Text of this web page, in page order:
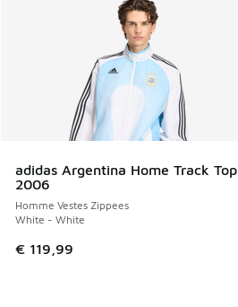
adidas Argentina Home Track Top
2006
Homme Vestes Zippees
White - White
€ 119,99